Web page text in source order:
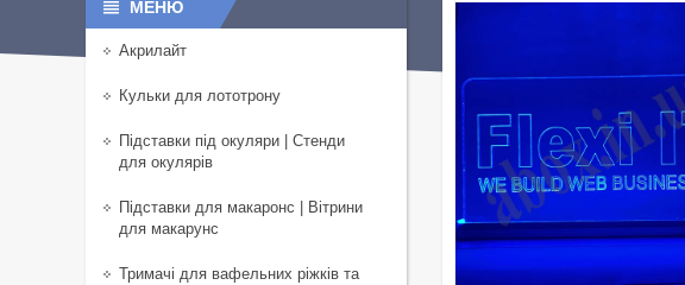
Акрилайт
Кульки для лототрону
Підставки під окуляри | Стенди
для окулярів
Підставки для макаронс | Вітрини
для макарунс
Тримачі для вафельних ріжків та